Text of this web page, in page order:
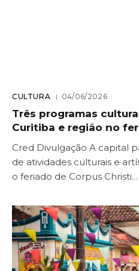
CULTURA 04/06/2026
Três programas
Curitiba e região no
Cred Divulgação A capital
de atividades culturais e
o feriado de Corpus Christi.…